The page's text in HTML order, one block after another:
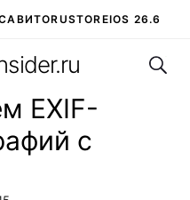
АВИТОRUSTOREIOS 26.6
ЧАТ В ROBLOX
EXIF-
с